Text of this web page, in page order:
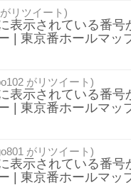
がリツイート)
表示されている番
| 東京番ホールマッ
がリツイート)
表示されている番
| 東京番ホールマッ
がリツイート)
表示されている番
| 東京番ホールマッ